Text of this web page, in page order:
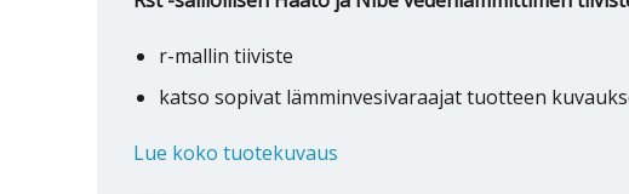
r-mallin tiiviste
katso sopivat lämminvesivaraajat tuotteen
Lue koko tuotekuvaus